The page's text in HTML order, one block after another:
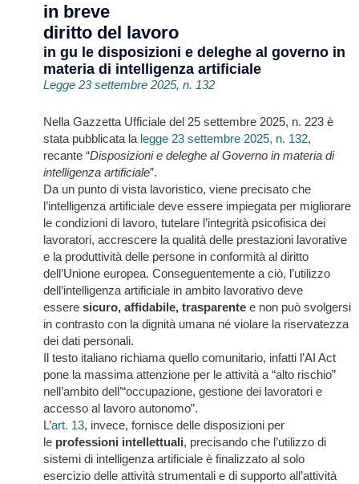
in breve
diritto del lavoro
in gu le disposizioni e deleghe al governo in
materia di intelligenza artificiale
Legge 23 settembre 2025, n. 132
Nella Gazzetta Ufficiale del 25 settembre 2025, n. 223 è
stata pubblicata la legge 23 settembre 2025, n. 132,
recante “Disposizioni e deleghe al Governo in materia di
intelligenza artificiale”.
Da un punto di vista lavoristico, viene precisato che
l’intelligenza artificiale deve essere impiegata per migliorare
le condizioni di lavoro, tutelare l’integrità psicofisica dei
lavoratori, accrescere la qualità delle prestazioni lavorative
e la produttività delle persone in conformità al diritto
dell’Unione europea. Conseguentemente a ciò, l’utilizzo
dell’intelligenza artificiale in ambito lavorativo deve
essere sicuro, affidabile, trasparentee non può svolgersi
in contrasto con la dignità umana né violare la riservatezza
dei dati personali.
Il testo italiano richiama quello comunitario, infatti l’AI Act
pone la massima attenzione per le attività a “alto rischio”
nell’ambito dell’“occupazione, gestione dei lavoratori e
accesso al lavoro autonomo”.
L’art. 13, invece, fornisce delle disposizioni per
le professioni intellettuali, precisando che l’utilizzo di
sistemi di intelligenza artificiale è finalizzato al solo
esercizio delle attività strumentali e di supporto all’attività